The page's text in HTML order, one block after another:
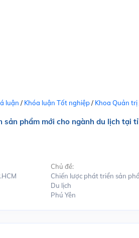
luận / Khóa luận Tốt nghiệp/ Khoa Quản trị
sản phẩm mới cho ngành du lịch tại
Chủ đề:
Chiến lược phát triển sản
Du lịch
Phú Yên